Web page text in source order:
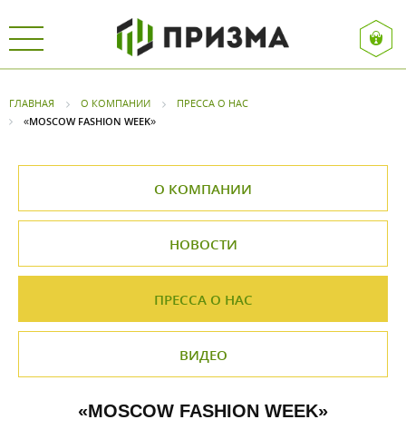
ГЛАВНАЯ О КОМПАНИИ
ПРЕССА О НАС
«MOSCOW FASHION WEEK»
О КОМПАНИИ
НОВОСТИ
ПРЕССА О НАС
ВИДЕО
«MOSCOW FASHION WEEK»